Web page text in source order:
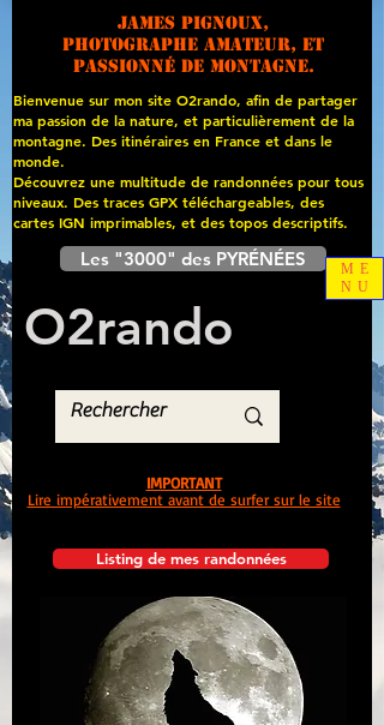
James PIGNOUX,
photographe amateur, et
passionné de montagne.
Bienvenue sur mon site O2rando, afin de partager
ma passion de la nature, et particulièrement de la
montagne. Des itinéraires en France et dans le
monde.
Découvrez une multitude de randonnées pour tous
niveaux. Des traces GPX téléchargeables, des
cartes IGN imprimables, et des topos descriptifs.
Les "3000" des PYRÉNÉES
O2rando
Listing de mes randonnées
IMPORTANT
Lire impérativement avant de surfer sur le site
ME
NU